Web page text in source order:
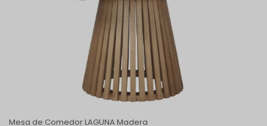
Mesa de Comedor LAGUNA Madera